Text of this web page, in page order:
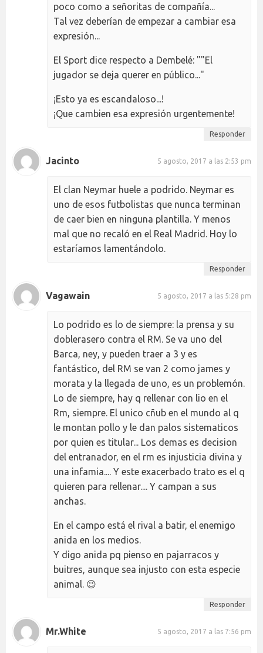
poco como a señoritas de compañía...
Tal vez deberían de empezar a cambiar esa
expresión...
El Sport dice respecto a Dembelé: ""El
jugador se deja querer en público..."
¡Esto ya es escandaloso...!
¡Que cambien esa expresión urgentemente!
Responder
Jacinto 5 agosto, 2017 a las 2:53 pm
El clan Neymar huele a podrido. Neymar es
uno de esos futbolistas que nunca terminan
de caer bien en ninguna plantilla. Y menos
mal que no recaló en el Real Madrid. Hoy lo
estaríamos lamentándolo.
Responder
Vagawain 5 agosto, 2017 a las 5:28 pm
Lo podrido es lo de siempre: la prensa y su
doblerasero contra el RM. Se va uno del
Barca, ney, y pueden traer a 3 y es
fantástico, del RM se van 2 como james y
morata y la llegada de uno, es un problemón.
Lo de siempre, hay q rellenar con lio en el
Rm, siempre. El unico cñub en el mundo al q
le montan pollo y le dan palos sistematicos
por quien es titular... Los demas es decision
del entranador, en el rm es injusticia divina y
una infamia.... Y este exacerbado trato es el q
quieren para rellenar.... Y campan a sus
anchas.
En el campo está el rival a batir, el enemigo
anida en los medios.
Y digo anida pq pienso en pajarracos y
buitres, aunque sea injusto con esta especie
animal. 😉
Responder
Mr.White 5 agosto, 2017 a las 7:56 pm